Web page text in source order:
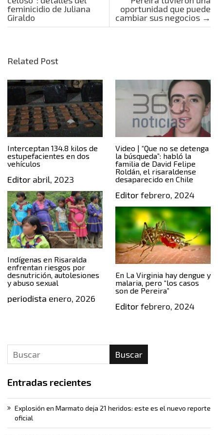
feminicidio de Juliana
Giraldo
oportunidad que puede
cambiar sus negocios →
Related Post
Interceptan 134.8 kilos de
estupefacientes en dos
vehículos
Editor abril, 2023
Video | “Que no se detenga
la búsqueda”: habló la
familia de David Felipe
Roldán, el risaraldense
desaparecido en Chile
Editorfebrero, 2024
Indígenas en Risaralda
enfrentan riesgos por
desnutrición, autolesiones
y abuso sexual
periodista enero, 2026
En La Virginia hay dengue y
malaria, pero “los casos
son de Pereira”
Editorfebrero, 2024
Buscar
Entradas recientes
Explosión en Marmato deja 21 heridos: este es el nuevo reporte
oficial